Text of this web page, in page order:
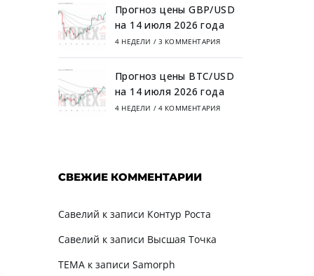
Прогноз цены GBP/USD
на 14 июля 2026 года
4 НЕДЕЛИ / 3 КОММЕНТАРИЯ
Прогноз цены BTC/USD
на 14 июля 2026 года
4 НЕДЕЛИ / 4 КОММЕНТАРИЯ
СВЕЖИЕ КОММЕНТАРИИ
Савелий к записи Контур Роста
Савелий к записи Высшая Точка
TEMAк записи Samorph